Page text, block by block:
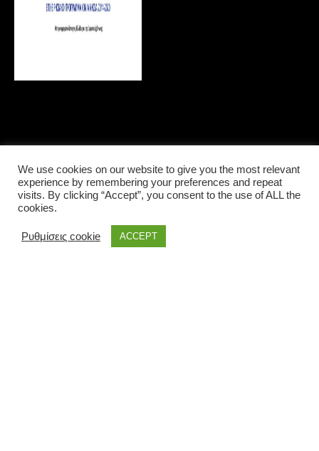
LOCAL INFORMATIONS
We use cookies on our website to give you the most relevant
experience by remembering your preferences and repeat
visits. By clicking “Accept”, you consent to the use of ALL the
cookies.
Ρυθμίσεις cookie ACCEPT